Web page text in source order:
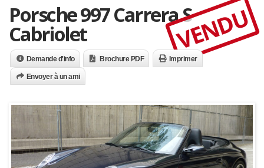
Porsche 997 Carrera S
Cabriolet VENDU
Demande d'info Brochure PDF Imprimer
Envoyer à un ami